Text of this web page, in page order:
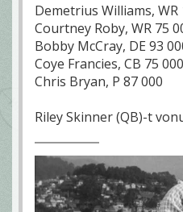
Demetrius Williams, WR
Courtney Roby, WR 75
Bobby McCray, DE 93
Coye Francies, CB 75 000
Chris Bryan, P 87 000
Riley Skinner (QB)-t